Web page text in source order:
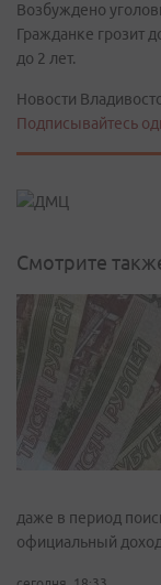
Возбуждено
Гражданке грозит
до 2 лет.
Новости
Подписывайтесь
Смотрите
даже в период
официальный